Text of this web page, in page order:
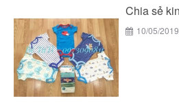
10/05/2019